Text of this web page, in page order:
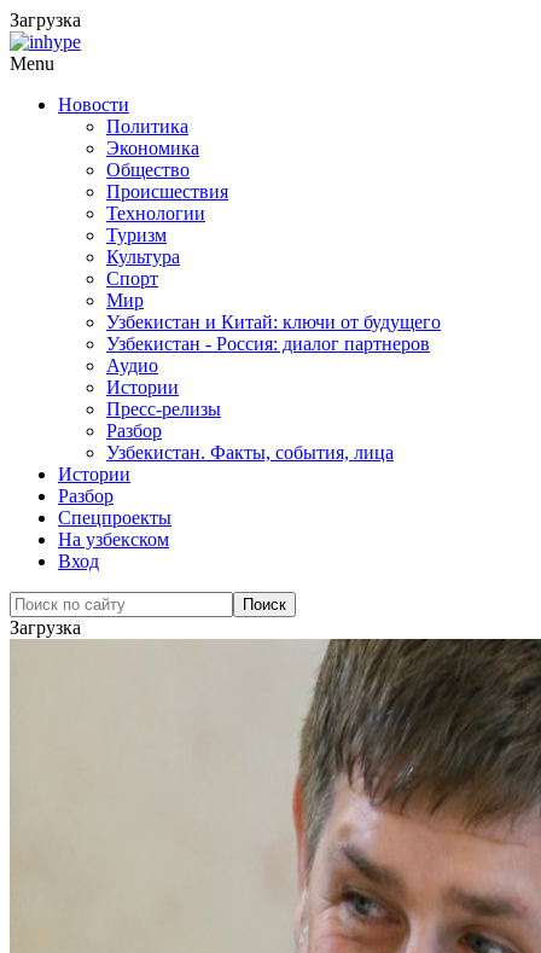
Загрузка
Menu
Новости
Политика
Экономика
Общество
Происшествия
Технологии
Туризм
Культура
Спорт
Мир
Узбекистан и Китай: ключи от будущего
Узбекистан - Россия: диалог партнеров
Аудио
Истории
Пресс-релизы
Разбор
Узбекистан. Факты, события, лица
Истории
Разбор
Спецпроекты
На узбекском
Вход
Загрузка